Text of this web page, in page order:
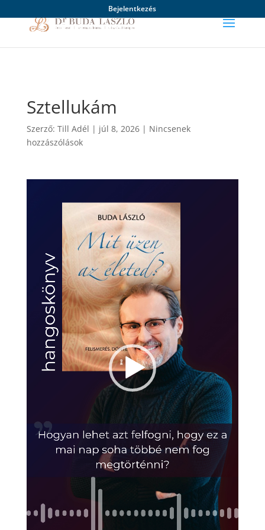
Bejelentkezés
Sztellukám
Szerző: Till Adél | júl 8, 2026| Nincsenek
hozzászólások